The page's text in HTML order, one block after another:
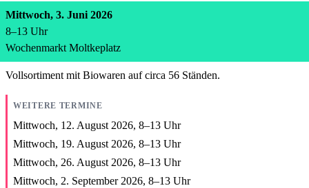
Mittwoch, 3. Juni 2026
8–13 Uhr
Wochenmarkt Moltkeplatz
Vollsortiment mit Biowaren auf circa 56 Ständen.
WEITERE TERMINE
Mittwoch, 12. August 2026, 8–13 Uhr
Mittwoch, 19. August 2026, 8–13 Uhr
Mittwoch, 26. August 2026, 8–13 Uhr
Mittwoch, 2. September 2026, 8–13 Uhr